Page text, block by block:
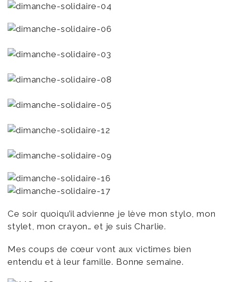
Ce soir quoiqu’il advienne je lève mon stylo, mon
stylet, mon crayon… et je suis Charlie.
Mes coups de cœur vont aux victimes bien
entendu et à leur famille. Bonne semaine.